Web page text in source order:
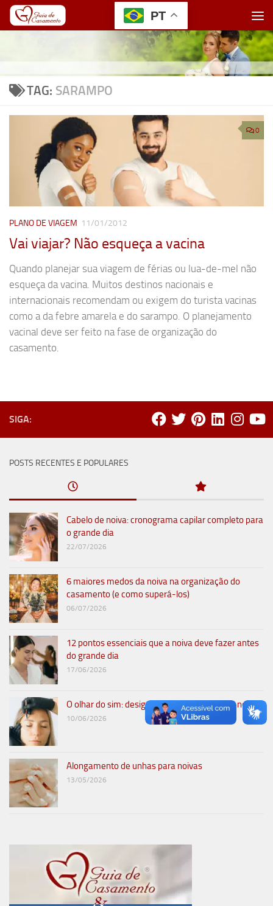
Skip to content
TAG: SARAMPO
0
PLANO DE VIAGEM 11/01/2012
Vai viajar? Não esqueça a vacina
Quando planejar sua viagem de férias ou lua-de-mel não
esqueça da vacina. Muitos destinos nacionais e
internacionais recomendam ou exigem do turista vacinas
como a da febre amarela e do sarampo. O planejamento
vacinal deve ser feito na fase de organização do
casamento.
SIGA:
POSTS RECENTES E POPULARES
Cabelo de noiva: cronograma capilar completo para
o grande dia
22/07/2026
6 maiores medos da noiva na organização do
casamento (e como superá-los)
06/07/2026
12 pontos essenciais que a noiva deve fazer antes
do grande dia
17/06/2026
O olhar do sim: design de sobrancelhas para noivas
10/06/2026
Alongamento de unhas para noivas
13/05/2026
PT